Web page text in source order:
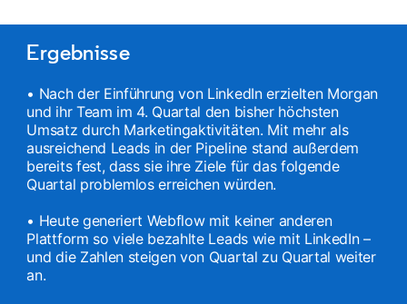
Ergebnisse
• Nach der Einführung von LinkedIn erzielten Morgan
und ihr Team im 4. Quartal den bisher höchsten
Umsatz durch Marketingaktivitäten. Mit mehr als
ausreichend Leads in der Pipeline stand außerdem
bereits fest, dass sie ihre Ziele für das folgende
Quartal problemlos erreichen würden.
• Heute generiert Webflow mit keiner anderen
Plattform so viele bezahlte Leads wie mit LinkedIn –
und die Zahlen steigen von Quartal zu Quartal weiter
an.